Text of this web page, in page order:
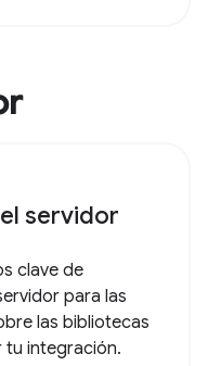
servidor
clave de
para las
las bibliotecas
tu integración.